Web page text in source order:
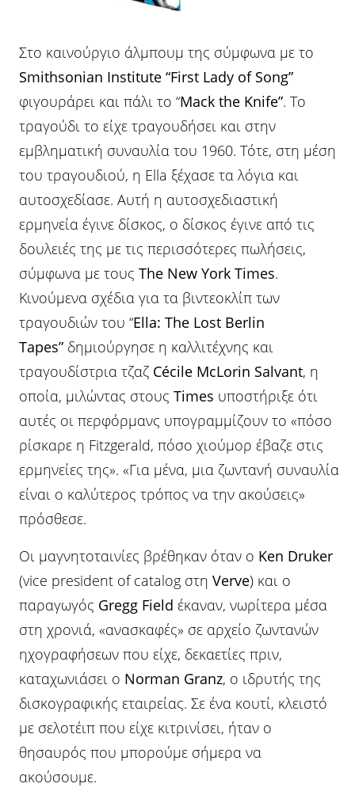
Στο καινούργιο άλμπουμ της σύμφωνα με το
Smithsonian Institute “First Lady of Song”
φιγουράρει και πάλι το “Mack the Knife”. Το
τραγούδι το είχε τραγουδήσει και στην
εμβληματική συναυλία του 1960. Τότε, στη μέση
του τραγουδιού, η Ella ξέχασε τα λόγια και
αυτοσχεδίασε. Αυτή η αυτοσχεδιαστική
ερμηνεία έγινε δίσκος, ο δίσκος έγινε από τις
δουλειές της με τις περισσότερες πωλήσεις,
σύμφωνα με τους The New York Times.
Κινούμενα σχέδια για τα βιντεοκλίπ των
τραγουδιών του “Ella: The Lost Berlin
Tapes” δημιούργησε η καλλιτέχνης και
τραγουδίστρια τζαζ Cécile McLorin Salvant, η
οποία, μιλώντας στους Times υποστήριξε ότι
αυτές οι περφόρμανς υπογραμμίζουν το «πόσο
ρίσκαρε η Fitzgerald, πόσο χιούμορ έβαζε στις
ερμηνείες της». «Για μένα, μια ζωντανή συναυλία
είναι ο καλύτερος τρόπος να την ακούσεις»
πρόσθεσε.
Οι μαγνητοταινίες βρέθηκαν όταν ο Ken Druker
(vice president of catalog στη Verve) και ο
παραγωγός Gregg Field έκαναν, νωρίτερα μέσα
στη χρονιά, «ανασκαφές» σε αρχείο ζωντανών
ηχογραφήσεων που είχε, δεκαετίες πριν,
καταχωνιάσει ο Norman Granz, ο ιδρυτής της
δισκογραφικής εταιρείας. Σε ένα κουτί, κλειστό
με σελοτέιπ που είχε κιτρινίσει, ήταν ο
θησαυρός που μπορούμε σήμερα να
ακούσουμε.